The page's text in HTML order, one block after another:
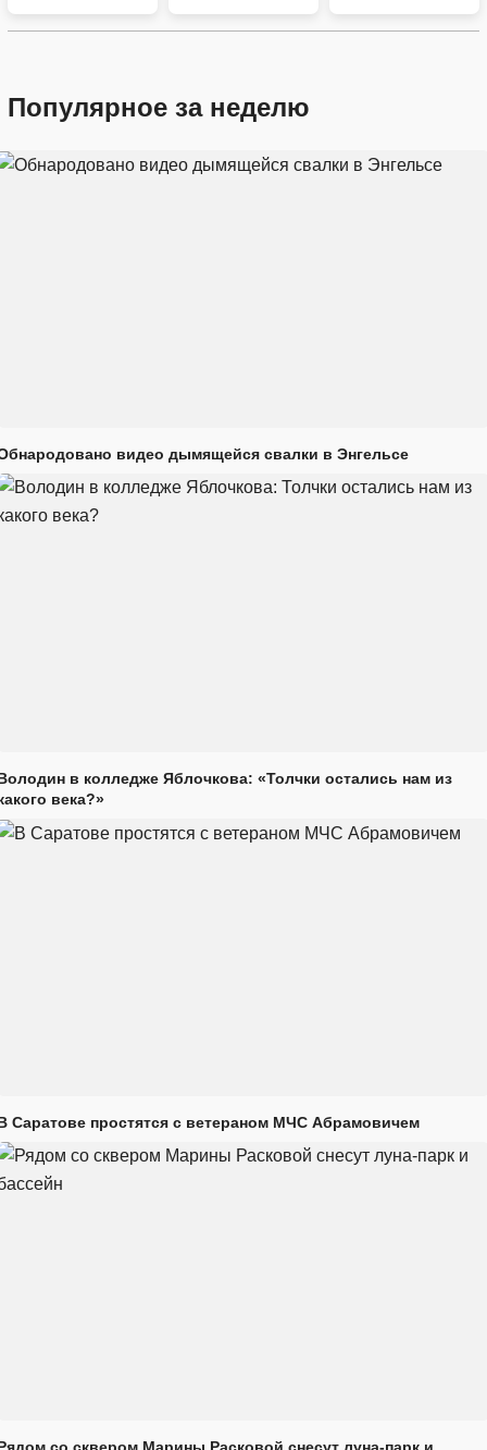
Популярное за неделю
видео дымящейся свалки в Энгельсе
в колледже Яблочкова: «Толчки остались нам из
века?»
Саратове простятся с ветераном МЧС Абрамовичем
со сквером Марины Расковой снесут луна-парк и